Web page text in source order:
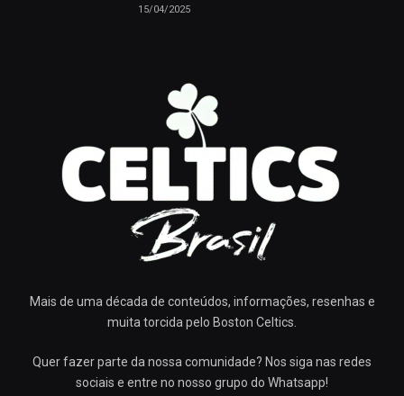
15/04/2025
Mais de uma década de conteúdos, informações, resenhas e
muita torcida pelo Boston Celtics.
Quer fazer parte da nossa comunidade? Nos siga nas redes
sociais e entre no nosso grupo do Whatsapp!